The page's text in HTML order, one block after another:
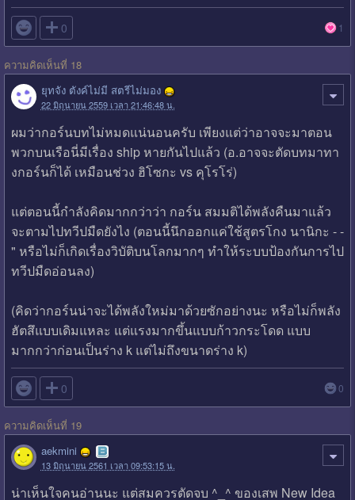
 0 1
ความคิดเห็นที่ 18
ยุทจัง ตังค์ไม่มี สตรีไม่มอง
22 มิถุนายน 2559 เวลา 21:46:48 น.
ผมว่ากอร์นบทไม่หมดแน่นอนครับ เพียงแต่ว่าอาจจะมาตอน
พวกบนเรือนี่มีเรื่อง ship หายกันไปแล้ว (อ.อาจจะตัดบทมาทา
งกอร์นก็ได้ เหมือนช่วง ฮิโซกะ vs คุโรโร่)
แต่ตอนนี้กำลังคิดมากกว่าว่า กอร์น สมมติได้พลังคืนมาแล้ว
จะตามไปทวีปมืดยังไง (ตอนนี้นึกออกแค่ใช้สูตรโกง นานิกะ - -
" หรือไม่ก็เกิดเรื่องวิบัติบนโลกมากๆ ทำให้ระบบป้องกันการไป
ทวีปมืดอ่อนลง)
(คิดว่ากอร์นน่าจะได้พลังใหม่มาด้วยซักอย่างนะ หรือไม่ก็พลัง
ฮัตสึแบบเดิมแหละ แต่แรงมากขึ้นแบบก้าวกระโดด แบบ
มากกว่าก่อนเป็นร่าง k แต่ไม่ถึงขนาดร่าง k)
 0 0
ความคิดเห็นที่ 19
aekmini
13 มิถุนายน 2561 เวลา 09:53:15 น.
น่าเห็นใจคนอ่านนะ แต่สมควรตัดจบ ^_^ ของเสพ New Idea